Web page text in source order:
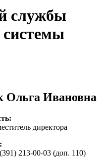
службы
Ольга Ивановна
директора
213-00-03 (доп. 110)